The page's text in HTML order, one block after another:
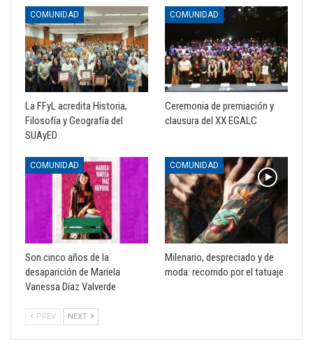
COMUNIDAD
La FFyL acredita Historia,
Filosofía y Geografía del
SUAyED
COMUNIDAD
Ceremonia de premiación y
clausura del XX EGALC
COMUNIDAD
Son cinco años de la
desaparición de Mariela
Vanessa Díaz Valverde
COMUNIDAD
Milenario, despreciado y de
moda: recorrido por el tatuaje
PREV NEXT